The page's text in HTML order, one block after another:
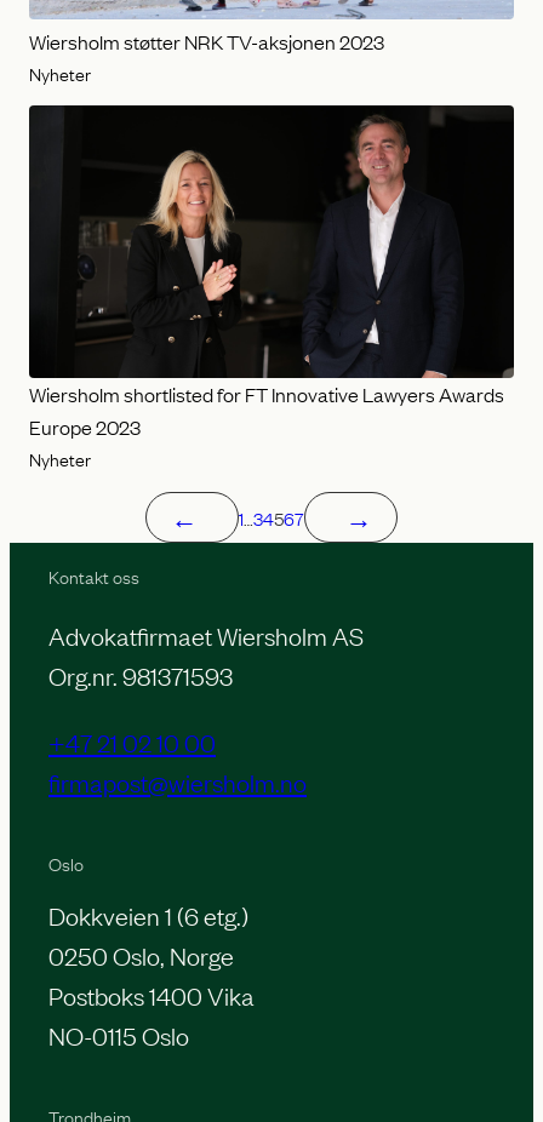
Wiersholm støtter NRK TV-aksjonen 2023
Nyheter
Wiersholm shortlisted for FT Innovative Lawyers Awards
Europe 2023
Nyheter
← 1 34567 →
Kontakt oss
Advokatfirmaet Wiersholm AS
Org.nr. 981371593
+47 21 02 10 00
firmapost@wiersholm.no
Oslo
Dokkveien 1 (6 etg.)
0250 Oslo, Norge
Postboks 1400 Vika
NO-0115 Oslo
Trondheim